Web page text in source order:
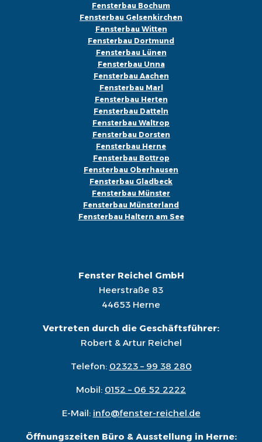
Fensterbau Bochum
Fensterbau Gelsenkirchen
Fensterbau Witten
Fensterbau Dortmund
Fensterbau Lünen
Fensterbau Unna
Fensterbau Aachen
Fensterbau Marl
Fensterbau Herten
Fensterbau Datteln
Fensterbau Waltrop
Fensterbau Dorsten
Fensterbau Herne
Fensterbau Bottrop
Fensterbau Oberhausen
Fensterbau Gladbeck
Fensterbau Münster
Fensterbau Münsterland
Fensterbau Haltern am See
Fenster Reichel GmbH
Heerstraße 83
44653 Herne
Vertreten durch die Geschäftsführer:
Robert & Artur Reichel
Telefon: 02323 – 99 38 280
Mobil: 0152 – 06 52 2222
E-Mail: info@fenster-reichel.de
Öffnungszeiten Büro & Ausstellung in Herne: